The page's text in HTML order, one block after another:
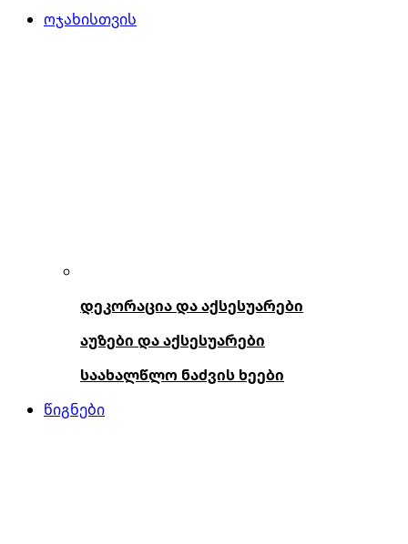
ოჯახისთვის
დეკორაცია და აქსესუარები
აუზები და აქსესუარები
საახალწლო ნაძვის ხეები
წიგნები